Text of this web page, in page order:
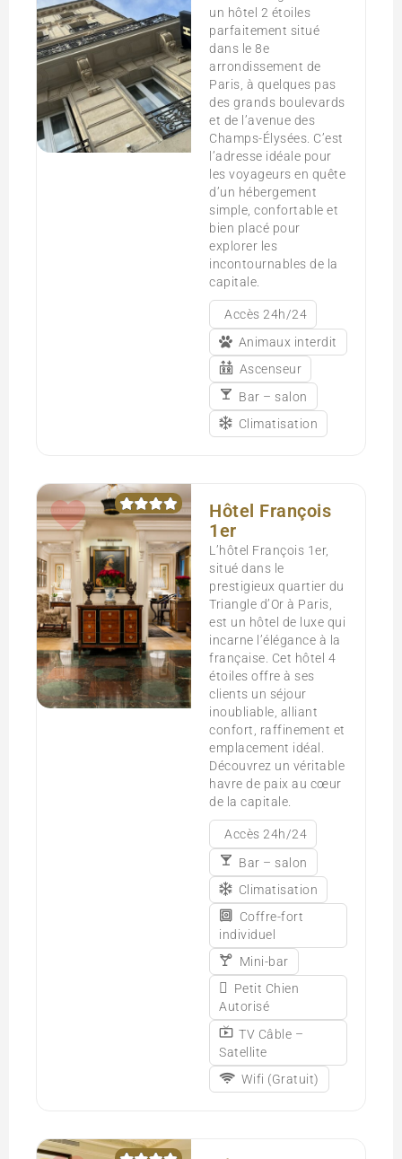
un hôtel 2 étoiles
parfaitement situé
dans le 8e
arrondissement de
Paris, à quelques pas
des grands boulevards
et de l’avenue des
Champs-Élysées. C’est
l’adresse idéale pour
les voyageurs en quête
d’un hébergement
simple, confortable et
bien placé pour
explorer les
incontournables de la
capitale.
Accès 24h/24
Animaux interdit
Ascenseur
Bar – salon
Climatisation
Hôtel François
1er
L’hôtel François 1er,
situé dans le
prestigieux quartier du
Triangle d’Or à Paris,
est un hôtel de luxe qui
incarne l’élégance à la
française. Cet hôtel 4
étoiles offre à ses
clients un séjour
inoubliable, alliant
confort, raffinement et
emplacement idéal.
Découvrez un véritable
havre de paix au cœur
de la capitale.
Accès 24h/24
Bar – salon
Climatisation
Coffre-fort
individuel
Mini-bar
Petit Chien
Autorisé
TV Câble –
Satellite
Wifi (Gratuit)